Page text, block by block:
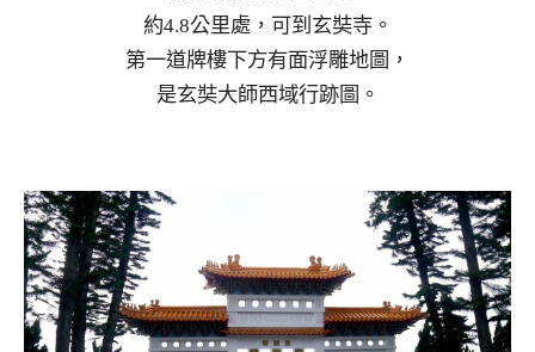
約4.8公里處，可到玄奘寺。
第一道牌樓下方有面浮雕地圖，
是玄奘大師西域行跡圖。